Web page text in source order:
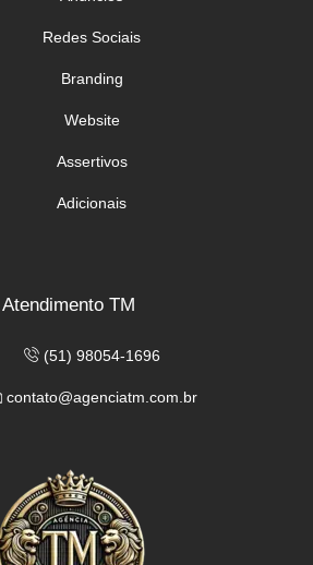
Redes Sociais
Branding
Website
Assertivos
Adicionais
Atendimento TM
(51) 98054-1696
contato@agenciatm.com.br